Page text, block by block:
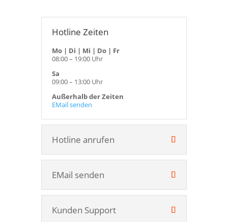
Hotline Zeiten
Mo | Di | Mi | Do | Fr
08:00 – 19:00 Uhr
Sa
09:00 – 13:00 Uhr
Außerhalb der Zeiten
EMail senden
Hotline anrufen
EMail senden
Kunden Support